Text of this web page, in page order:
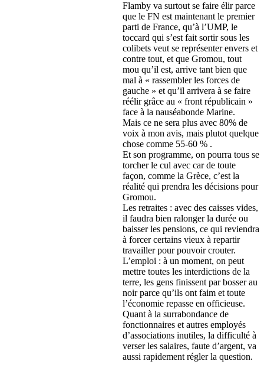
Flamby va surtout se faire élir parce
que le FN est maintenant le premier
parti de France, qu’à l’UMP, le
toccard qui s’est fait sortir sous les
colibets veut se représenter envers et
contre tout, et que Gromou, tout
mou qu’il est, arrive tant bien que
mal à « rassembler les forces de
gauche » et qu’il arrivera à se faire
réélir grâce au « front républicain »
face à la nauséabonde Marine.
Mais ce ne sera plus avec 80% de
voix à mon avis, mais plutot quelque
chose comme 55-60 % .
Et son programme, on pourra tous se
torcher le cul avec car de toute
façon, comme la Grèce, c’est la
réalité qui prendra les décisions pour
Gromou.
Les retraites : avec des caisses vides,
il faudra bien ralonger la durée ou
baisser les pensions, ce qui reviendra
à forcer certains vieux à repartir
travailler pour pouvoir crouter.
L’emploi : à un moment, on peut
mettre toutes les interdictions de la
terre, les gens finissent par bosser au
noir parce qu’ils ont faim et toute
l’économie repasse en officieuse.
Quant à la surrabondance de
fonctionnaires et autres employés
d’associations inutiles, la difficulté à
verser les salaires, faute d’argent, va
aussi rapidement régler la question.